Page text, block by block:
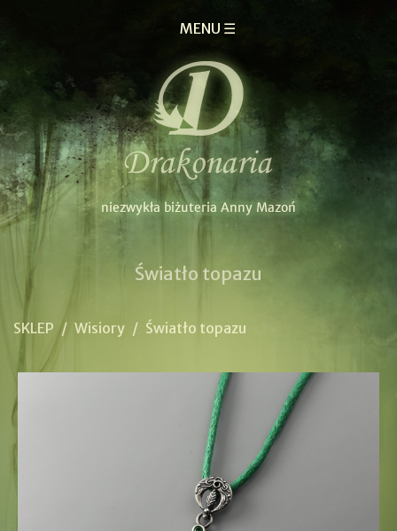
MENU ☰
Światło topazu
SKLEP / Wisiory / Światło topazu